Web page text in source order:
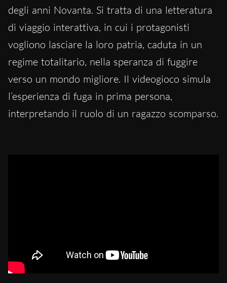
degli anni Novanta. Si tratta di una letteratura
di viaggio interattiva, in cui i protagonisti
vogliono lasciare la loro patria, caduta in un
regime totalitario, nella speranza di fuggire
verso un mondo migliore. Il videogioco simula
l’esperienza di fuga in prima persona,
interpretando il ruolo di un ragazzo scomparso.